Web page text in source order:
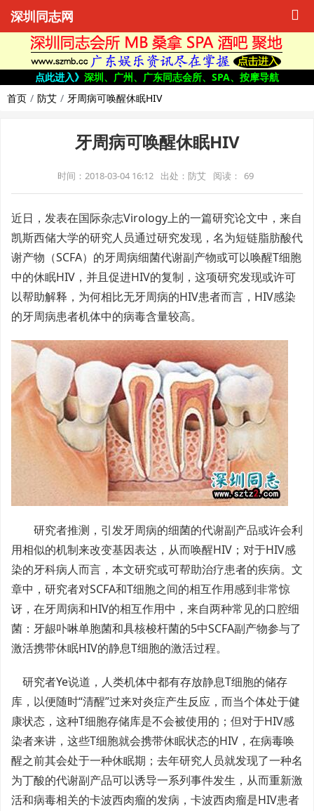
深圳同志网
点此进入》 深圳、广州、广东同志会所、SPA、按摩导航
首页
防艾 牙周病可唤醒休眠HIV
牙周病可唤醒休眠HIV
时间：2018-03-04 16:12 出处：防艾 阅读： 69
近日，发表在国际杂志Virology上的一篇研究论文中，来自
凯斯西储大学的研究人员通过研究发现，名为短链脂肪酸代
谢产物（SCFA）的牙周病细菌代谢副产物或可以唤醒T细胞
中的休眠HIV，并且促进HIV的复制，这项研究发现或许可
以帮助解释，为何相比无牙周病的HIV患者而言，HIV感染
的牙周病患者机体中的病毒含量较高。
研究者推测，引发牙周病的细菌的代谢副产品或许会利
用相似的机制来改变基因表达，从而唤醒HIV；对于HIV感
染的牙科病人而言，本文研究或可帮助治疗患者的疾病。文
章中，研究者对SCFA和T细胞之间的相互作用感到非常惊
讶，在牙周病和HIV的相互作用中，来自两种常见的口腔细
菌：牙龈卟啉单胞菌和具核梭杆菌的5中SCFA副产物参与了
激活携带休眠HIV的静息T细胞的激活过程。
研究者Ye说道，人类机体中都有存放静息T细胞的储存
库，以便随时“清醒”过来对炎症产生反应，而当个体处于健
康状态，这种T细胞存储库是不会被使用的；但对于HIV感
染者来讲，这些T细胞就会携带休眠状态的HIV，在病毒唤
醒之前其会处于一种休眠期；去年研究人员就发现了一种名
为丁酸的代谢副产品可以诱导一系列事件发生，从而重新激
活和病毒相关的卡波西肉瘤的发病，卡波西肉瘤是HIV患者